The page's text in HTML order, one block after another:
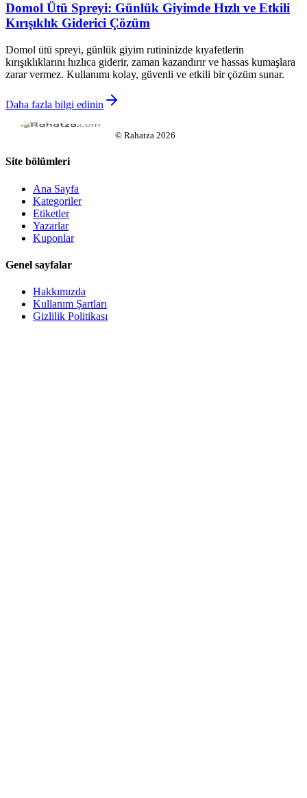
Domol Ütü Spreyi: Günlük Giyimde Hızlı ve Etkili
Kırışıklık Giderici Çözüm
Domol ütü spreyi, günlük giyim rutininizde kıyafetlerin
kırışıklıklarını hızlıca giderir, zaman kazandırır ve hassas kumaşlara
zarar vermez. Kullanımı kolay, güvenli ve etkili bir çözüm sunar.
Daha fazla bilgi edinin
© Rahatza 2026
Site bölümleri
Ana Sayfa
Kategoriler
Etiketler
Yazarlar
Kuponlar
Genel sayfalar
Hakkımızda
Kullanım Şartları
Gizlilik Politikası